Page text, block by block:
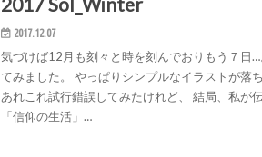
2017.12.07
気づけば12月も刻々と時を刻んでおりもう７日
てみました。 やっぱりシンプルなイラストが落
あれこれ試行錯誤してみたけれど、 結局、私が
「信仰の生活」…